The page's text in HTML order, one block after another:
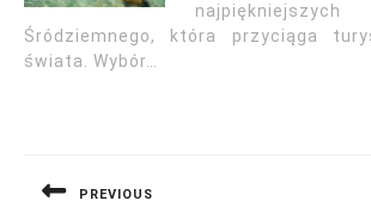
Śródziemnego, która przyciąga
świata. Wybór…
PREVIOUS